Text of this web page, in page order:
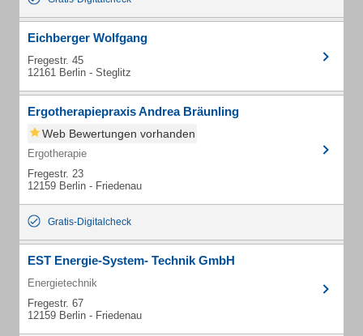
Eichberger Wolfgang
Fregestr. 45
12161 Berlin - Steglitz
Ergotherapiepraxis Andrea Bräunling
Web Bewertungen vorhanden
Ergotherapie
Fregestr. 23
12159 Berlin - Friedenau
Gratis-Digitalcheck
EST Energie-System- Technik GmbH
Energietechnik
Fregestr. 67
12159 Berlin - Friedenau